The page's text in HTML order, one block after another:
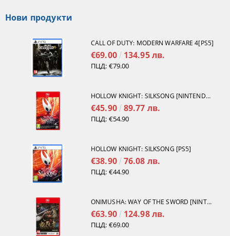
Нови продукти
CALL OF DUTY: MODERN WARFARE 4[PS5]
€69.00 134.95 лв.
ПЦД: €79.00
HOLLOW KNIGHT: SILKSONG [NINTENDO SWITCH 2]
€45.90 89.77 лв.
ПЦД: €54.90
HOLLOW KNIGHT: SILKSONG [PS5]
€38.90 76.08 лв.
ПЦД: €44.90
ONIMUSHA: WAY OF THE SWORD [NINTENDO SWITCH 2]
€63.90 124.98 лв.
ПЦД: €69.00